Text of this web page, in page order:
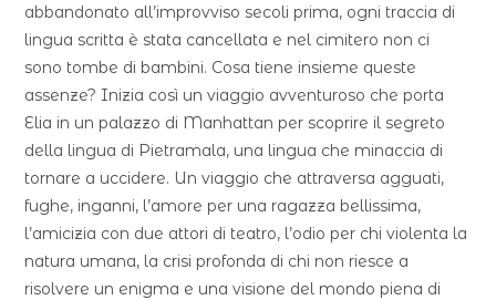
abbandonato all’improvviso secoli prima, ogni traccia di
lingua scritta è stata cancellata e nel cimitero non ci
sono tombe di bambini. Cosa tiene insieme queste
assenze? Inizia così un viaggio avventuroso che porta
Elia in un palazzo di Manhattan per scoprire il segreto
della lingua di Pietramala, una lingua che minaccia di
tornare a uccidere. Un viaggio che attraversa agguati,
fughe, inganni, l’amore per una ragazza bellissima,
l’amicizia con due attori di teatro, l’odio per chi violenta la
natura umana, la crisi profonda di chi non riesce a
risolvere un enigma e una visione del mondo piena di